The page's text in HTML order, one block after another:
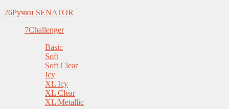
26Ручки SENATOR
7Challenger
Basic
Soft
Soft Clear
Icy
XL Icy
XL Clear
XL Metallic